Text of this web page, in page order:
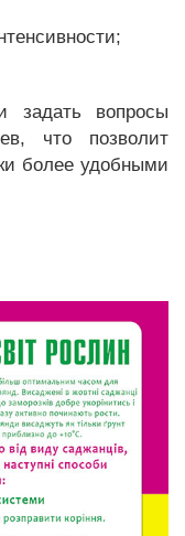
задать вопросы
что позволит
более удобными